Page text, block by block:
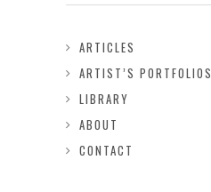
ARTICLES
ARTIST’S PORTFOLIOS
LIBRARY
ABOUT
CONTACT